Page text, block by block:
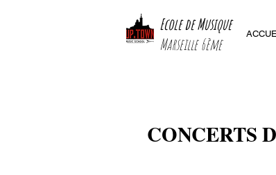
Ecole de Musique
Marseille 6ème
CONCERTS